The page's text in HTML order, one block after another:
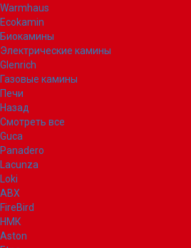
Warmhaus
Ecokamin
Биокамины
Электрические камины
Glenrich
Газовые камины
Печи
Назад
Смотреть все
Guca
Panadero
Lacunza
Loki
ABX
FireBird
НМК
Aston